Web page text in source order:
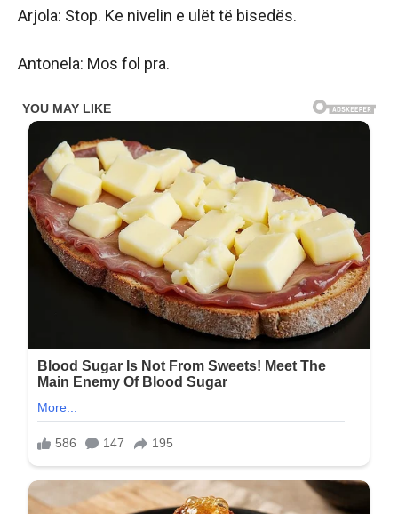
Arjola: Stop. Ke nivelin e ulët të bisedës.
Antonela: Mos fol pra.